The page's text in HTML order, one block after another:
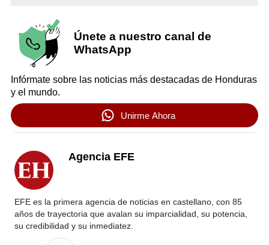
Únete a nuestro canal de
WhatsApp
Infórmate sobre las noticias más destacadas de Honduras
y el mundo.
Unirme Ahora
Agencia EFE
EFE es la primera agencia de noticias en castellano, con 85
años de trayectoria que avalan su imparcialidad, su potencia,
su credibilidad y su inmediatez.